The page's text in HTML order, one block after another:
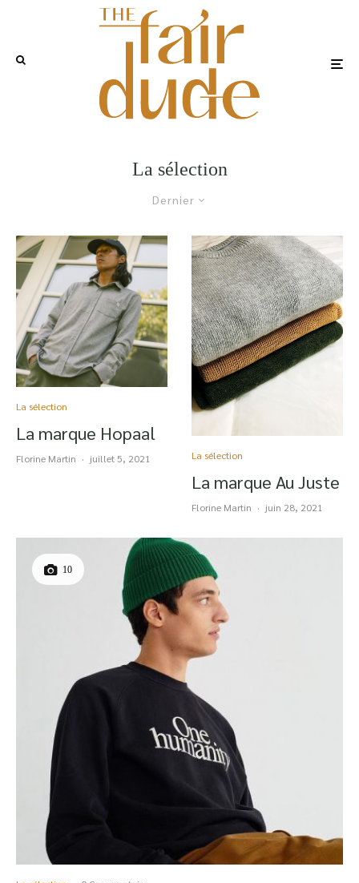
La sélection
Dernier
La sélection
La marque Hopaal
Florine Martin · juillet 5, 2021 La sélection
La marque Au Juste
Florine Martin · juin 28, 2021
10